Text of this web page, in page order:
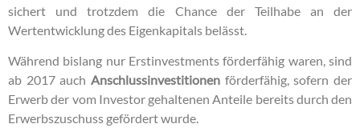
sichert und trotzdem die Chance der Teilhabe an der
Wertentwicklung des Eigenkapitals belässt.
Während bislang nur Erstinvestments förderfähig waren, sind
ab 2017 auch Anschlussinvestitionen förderfähig, sofern der
Erwerb der vom Investor gehaltenen Anteile bereits durch den
Erwerbszuschuss gefördert wurde.